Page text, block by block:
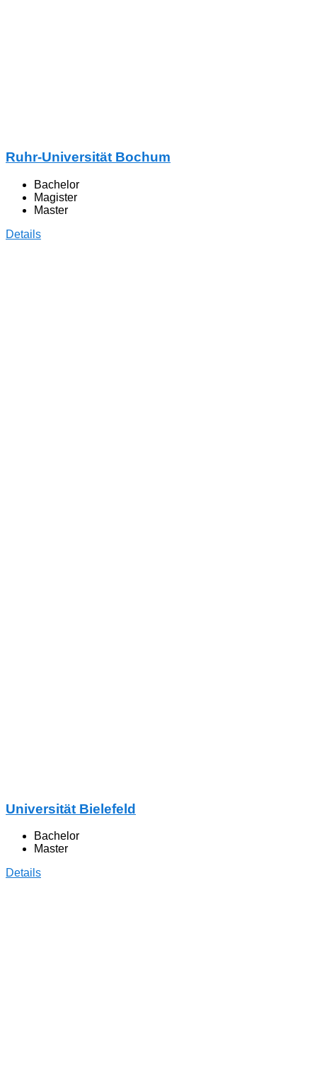
Ruhr-Universität Bochum
Bachelor
Magister
Master
Details
Universität Bielefeld
Bachelor
Master
Details